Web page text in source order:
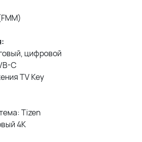
цифровой
C
TV Key
Tizen
4K